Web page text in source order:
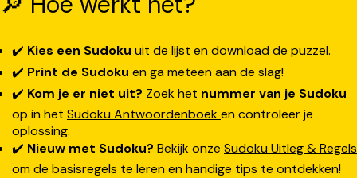
✔️ Kies een Sudoku uit de lijst en download de puzzel.
✔️ Print de Sudoku en ga meteen aan de slag!
✔️ Kom je er niet uit? Zoek het nummer van je Sudoku
op in het Sudoku Antwoordenboeken controleer je
oplossing.
✔️ Nieuw met Sudoku? Bekijk onze Sudoku Uitleg & Regels
om de basisregels te leren en handige tips te ontdekken!